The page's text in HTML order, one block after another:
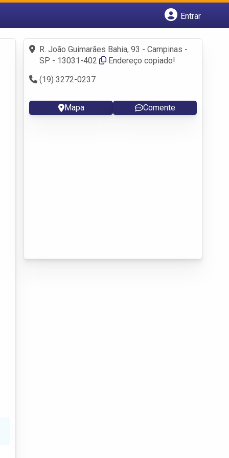
Entrar
Fazer login
Criar conta
R. João Guimarães Bahia, 93 - Campinas -
SP - 13031-402
Endereço copiado!
(19) 3272-0237
Mapa Comente